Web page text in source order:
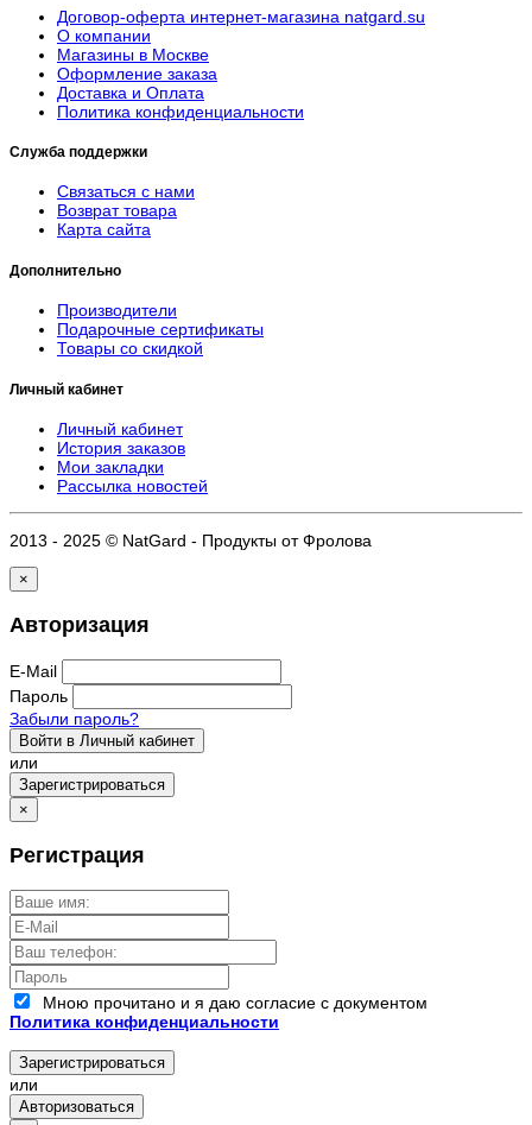
Договор-оферта интернет-магазина natgard.su
О компании
Магазины в Москве
Оформление заказа
Доставка и Оплата
Политика конфиденциальности
Служба поддержки
Связаться с нами
Возврат товара
Карта сайта
Дополнительно
Производители
Подарочные сертификаты
Товары со скидкой
Личный кабинет
Личный кабинет
История заказов
Мои закладки
Рассылка новостей
2013 - 2025 © NatGard - Продукты от Фролова
×
Авторизация
E-Mail
Пароль
Забыли пароль?
Войти в Личный кабинет
или
Зарегистрироваться
×
Регистрация
Мною прочитано и я даю согласие с документом
Политика конфиденциальности
Зарегистрироваться
или
Авторизоваться